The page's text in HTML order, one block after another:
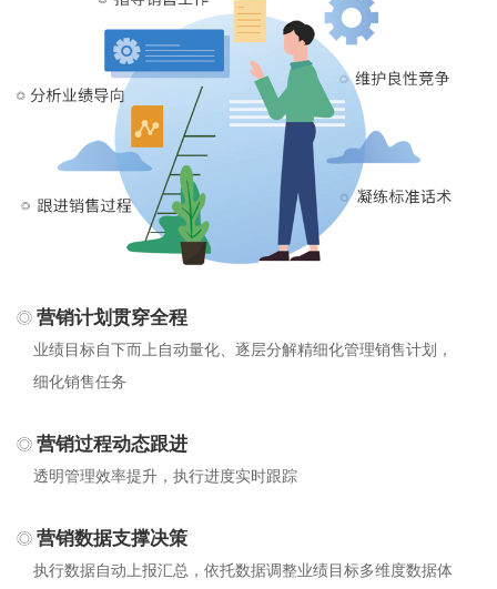
营销计划贯穿全程
业绩目标自下而上自动量化、逐层分解精细化管理销售计划，
细化销售任务
营销过程动态跟进
透明管理效率提升，执行进度实时跟踪
营销数据支撑决策
执行数据自动上报汇总，依托数据调整业绩目标多维度数据体